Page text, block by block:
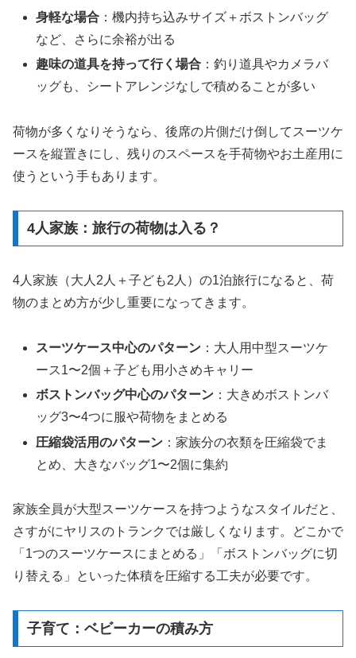
身軽な場合 ：機内持ち込みサイズ＋ボストンバッグ
など、さらに余裕が出る
趣味の道具を持って行く場合 ：釣り道具やカメラバ
ッグも、シートアレンジなしで積めることが多い
荷物が多くなりそうなら、後席の片側だけ倒してスーツケ
ースを縦置きにし、残りのスペースを手荷物やお土産用に
使うという手もあります。
4人家族：旅行の荷物は入る？
4人家族（大人2人＋子ども2人）の1泊旅行になると、荷
物のまとめ方が少し重要になってきます。
スーツケース中心のパターン ：大人用中型スーツケ
ース1〜2個＋子ども用小さめキャリー
ボストンバッグ中心のパターン ：大きめボストンバ
ッグ3〜4つに服や荷物をまとめる
圧縮袋活用のパターン ：家族分の衣類を圧縮袋でま
とめ、大きなバッグ1〜2個に集約
家族全員が大型スーツケースを持つようなスタイルだと、
さすがにヤリスのトランクでは厳しくなります。どこかで
「1つのスーツケースにまとめる」「ボストンバッグに切
り替える」といった体積を圧縮する工夫が必要です。
子育て：ベビーカーの積み方